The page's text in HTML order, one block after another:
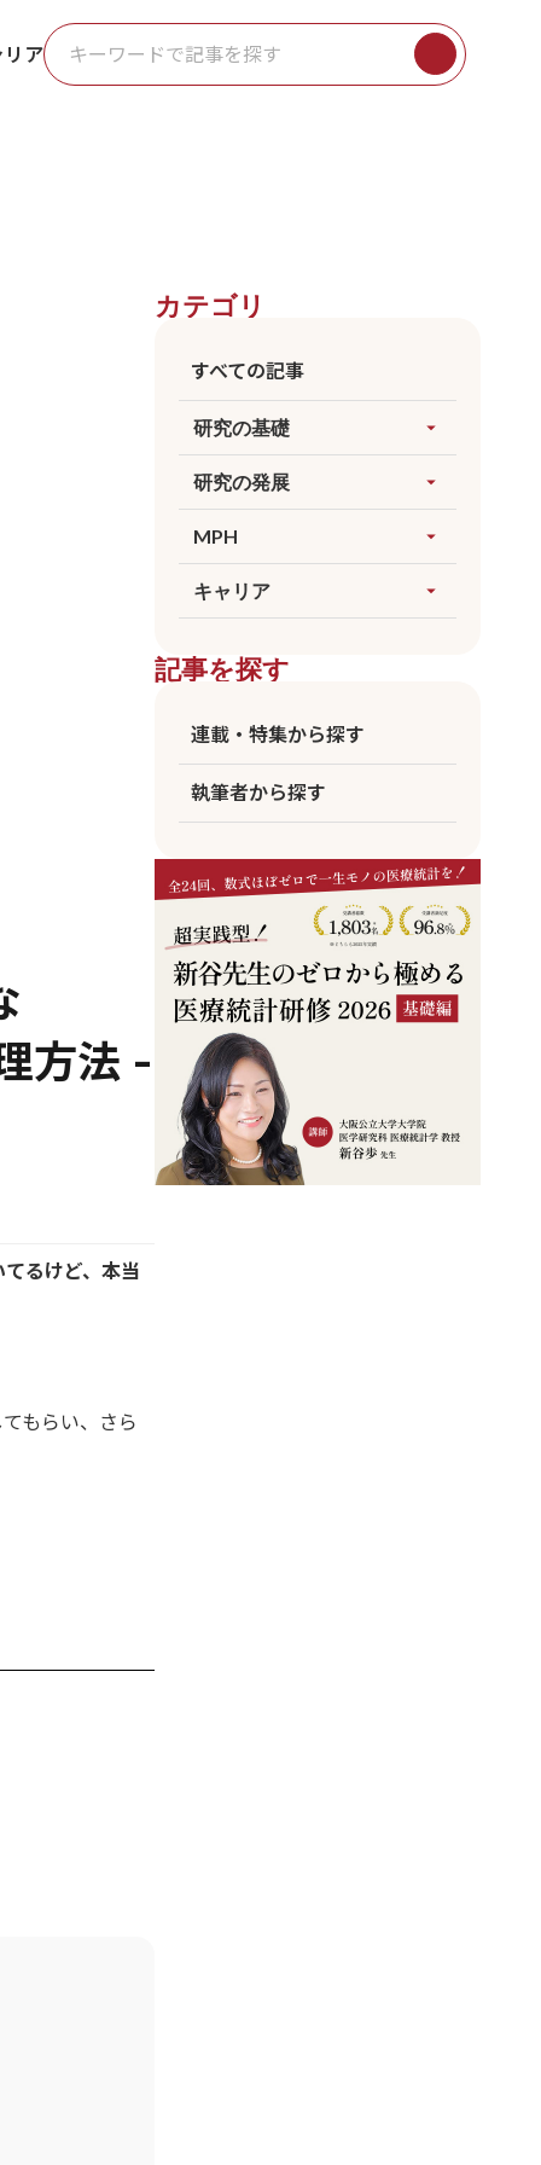
リア
方法 -
るけど、本当
もらい、さら
カテゴリ
すべての記事
研究の基礎 arrow_drop_up
すべてを見る
論文執筆
医療統計
研究の発展 arrow_drop_up
すべてを見る
臨床
ビジネス
MPH arrow_drop_up
すべてを見る
国公立MPH
京大MPH
キャリア arrow_drop_up
医師
看護師
リハビリ
アカデミア
企業職員
記事を探す
連載・特集から探す
執筆者から探す